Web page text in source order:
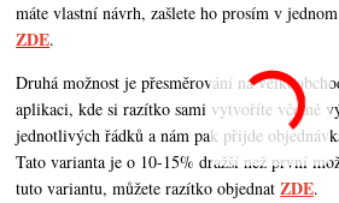
máte vlastní návrh,zašlete ho prosím v
ZDE.
Druhá možnost je přesměrování na
aplikaci, kde si razítko sami vytvoříte včetně
jednotlivých řádků a nám pak přijde
Tato varianta je o 10-15% dražší než první
tuto variantu, můžete razítko objednatZDE.